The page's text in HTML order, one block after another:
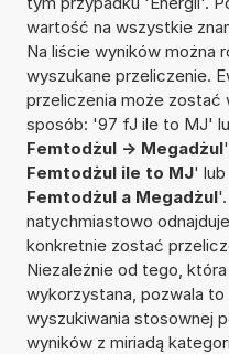
wartość na wszystkie
Na liście wyników można
wyszukane przeliczenie.
przeliczenia może zostać
sposób: '97 fJ ile to MJ'
Femtodżul -> Megadżul'
Femtodżul ile to MJ' lub
Femtodżul a Megadżul'.
natychmiastowo
konkretnie zostać
Niezależnie od tego,
wykorzystana, pozwala
wyszukiwania stosownej
wyników z miriadą